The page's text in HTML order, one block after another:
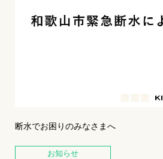
断水でお困りのみなさまへ
お知らせ